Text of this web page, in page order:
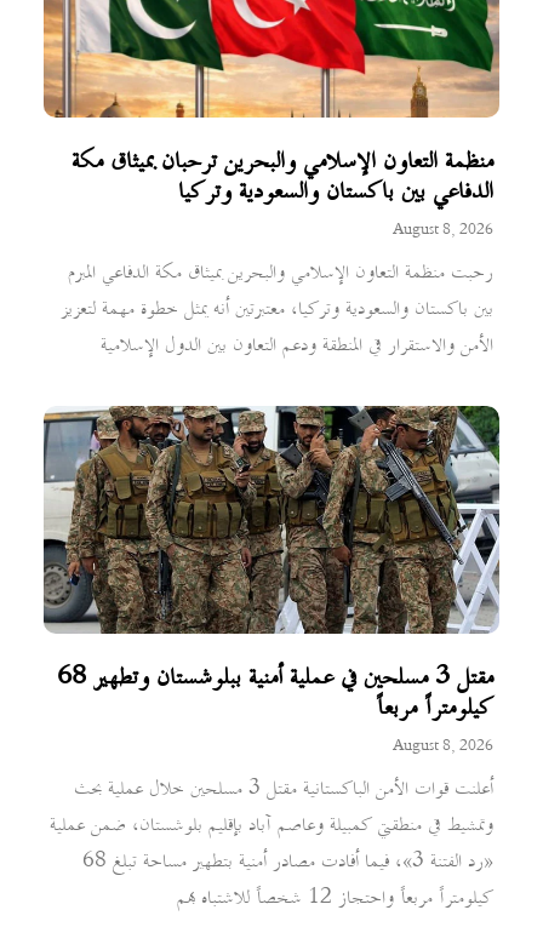
منظمة التعاون الإسلامي والبحرين ترحبان بميثاق مكة
الدفاعي بين باكستان والسعودية وتركيا
August 8, 2026
رحبت منظمة التعاون الإسلامي والبحرين بميثاق مكة الدفاعي المبرم
بين باكستان والسعودية وتركيا، معتبرتين أنه يمثل خطوة مهمة لتعزيز
الأمن والاستقرار في المنطقة ودعم التعاون بين الدول الإسلامية
مقتل 3 مسلحين في عملية أمنية ببلوشستان وتطهير 68
كيلومتراً مربعاً
August 8, 2026
أعلنت قوات الأمن الباكستانية مقتل 3 مسلحين خلال عملية بحث
وتمشيط في منطقتي كمبيلة وعاصم آباد بإقليم بلوشستان، ضمن عملية
«رد الفتنة 3»، فيما أفادت مصادر أمنية بتطهير مساحة تبلغ 68
كيلومتراً مربعاً واحتجاز 12 شخصاً للاشتباه بهم